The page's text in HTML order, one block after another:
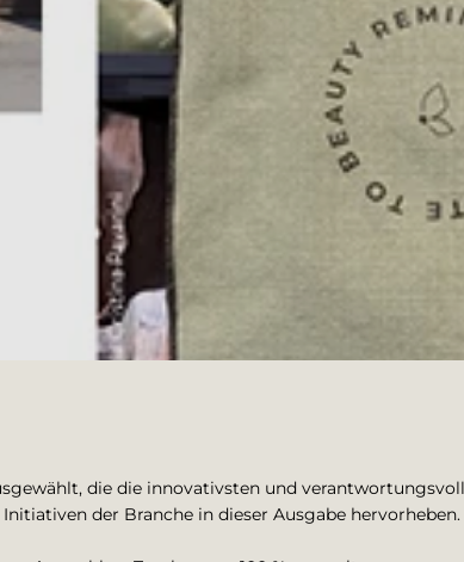
die die innovativsten und
der Branche in dieser Ausgabe hervorheben.